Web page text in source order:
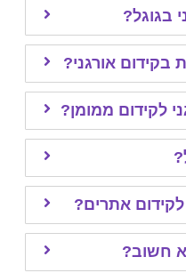
אורגני?
ממומן?
אתרים?